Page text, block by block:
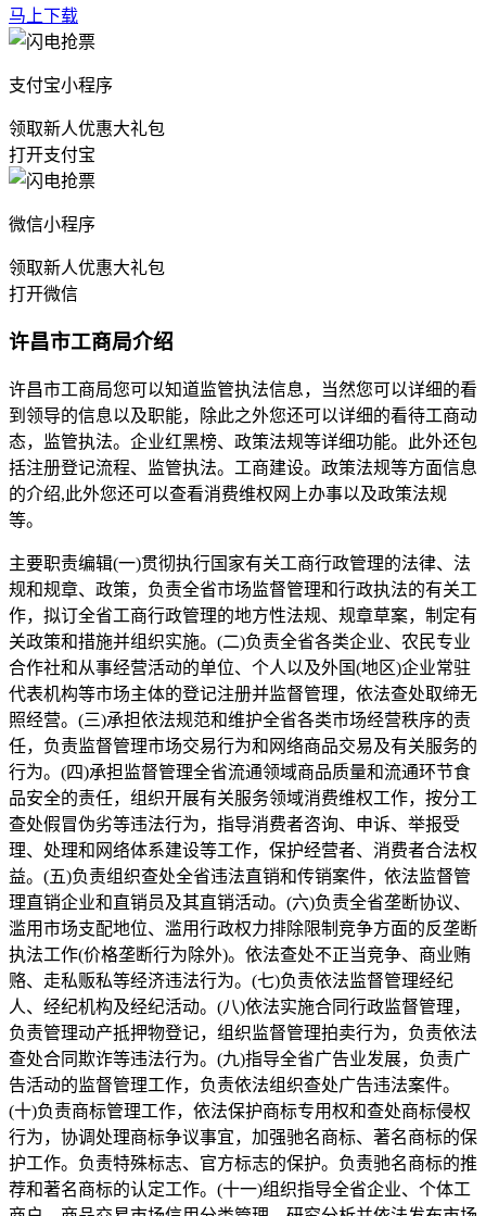
马上下载
支付宝小程序
领取新人优惠大礼包
打开支付宝
微信小程序
领取新人优惠大礼包
打开微信
许昌市工商局介绍
许昌市工商局您可以知道监管执法信息，当然您可以详细的看
到领导的信息以及职能，除此之外您还可以详细的看待工商动
态，监管执法。企业红黑榜、政策法规等详细功能。此外还包
括注册登记流程、监管执法。工商建设。政策法规等方面信息
的介绍,此外您还可以查看消费维权网上办事以及政策法规
等。
主要职责编辑(一)贯彻执行国家有关工商行政管理的法律、法
规和规章、政策，负责全省市场监督管理和行政执法的有关工
作，拟订全省工商行政管理的地方性法规、规章草案，制定有
关政策和措施并组织实施。(二)负责全省各类企业、农民专业
合作社和从事经营活动的单位、个人以及外国(地区)企业常驻
代表机构等市场主体的登记注册并监督管理，依法查处取缔无
照经营。(三)承担依法规范和维护全省各类市场经营秩序的责
任，负责监督管理市场交易行为和网络商品交易及有关服务的
行为。(四)承担监督管理全省流通领域商品质量和流通环节食
品安全的责任，组织开展有关服务领域消费维权工作，按分工
查处假冒伪劣等违法行为，指导消费者咨询、申诉、举报受
理、处理和网络体系建设等工作，保护经营者、消费者合法权
益。(五)负责组织查处全省违法直销和传销案件，依法监督管
理直销企业和直销员及其直销活动。(六)负责全省垄断协议、
滥用市场支配地位、滥用行政权力排除限制竞争方面的反垄断
执法工作(价格垄断行为除外)。依法查处不正当竞争、商业贿
赂、走私贩私等经济违法行为。(七)负责依法监督管理经纪
人、经纪机构及经纪活动。(八)依法实施合同行政监督管理，
负责管理动产抵押物登记，组织监督管理拍卖行为，负责依法
查处合同欺诈等违法行为。(九)指导全省广告业发展，负责广
告活动的监督管理工作，负责依法组织查处广告违法案件。
(十)负责商标管理工作，依法保护商标专用权和查处商标侵权
行为，协调处理商标争议事宜，加强驰名商标、著名商标的保
护工作。负责特殊标志、官方标志的保护。负责驰名商标的推
荐和著名商标的认定工作。(十一)组织指导全省企业、个体工